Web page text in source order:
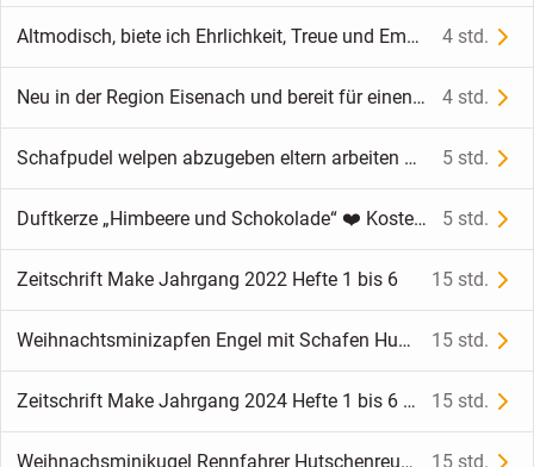
Altmodisch, biete ich Ehrlichkeit, Treue und Empathie 4 std.
Neu in der Region Eisenach und bereit für einen neuen Lebensabschnitt. 4 std.
Schafpudel welpen abzugeben eltern arbeiten an schafherden 5 std.
Duftkerze „Himbeere und Schokolade“ ❤️ Kostenloser Versand ❤️ 5 std.
Zeitschrift Make Jahrgang 2022 Hefte 1 bis 6 15 std.
Weihnachtsminizapfen Engel mit Schafen Hutschenreuther Porzellan 15 std.
Zeitschrift Make Jahrgang 2024 Hefte 1 bis 6 und Sonderheft 15 std.
Weihnachsminikugel Rennfahrer Hutschenreuther Porzellan 15 std.